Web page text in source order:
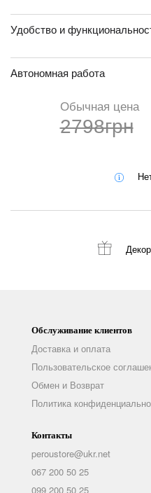
Удобство и
Автономная работа
Обычная цена
2798грн
Обслуживание клиентов
Доставка и оплата
Пользовательское
Обмен и Возврат
Политика
Контакты
peroustore@ukr.net
067 200 50 25
099 200 50 25